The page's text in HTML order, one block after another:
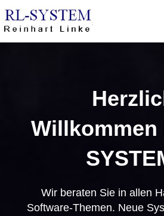
Willkommen
Wir beraten Sie in allen
Software-Themen. Neue